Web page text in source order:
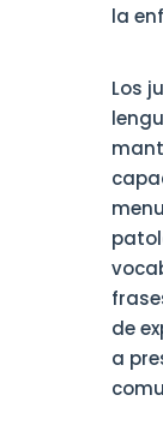
la
Los
de
a